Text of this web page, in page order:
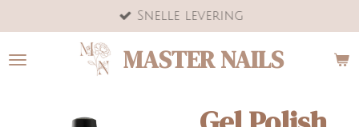
direct
naar
MASTER NAILS
Snelle levering